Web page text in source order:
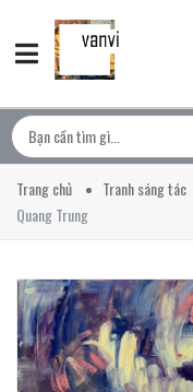
Trang chủ Tranh sáng tác
Quang Trung